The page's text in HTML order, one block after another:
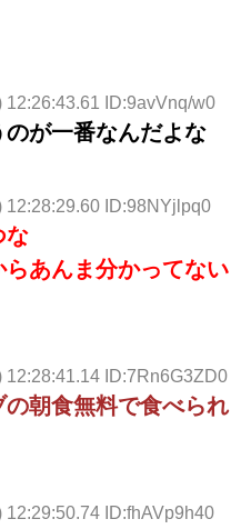
12:26:43.61 ID:9avVnq/w0
が一番なんだよな
12:28:29.60 ID:98NYjlpq0
な
あんま分かってない
12:28:41.14 ID:7Rn6G3ZD0
朝食無料で食べられ
12:29:50.74 ID:fhAVp9h40